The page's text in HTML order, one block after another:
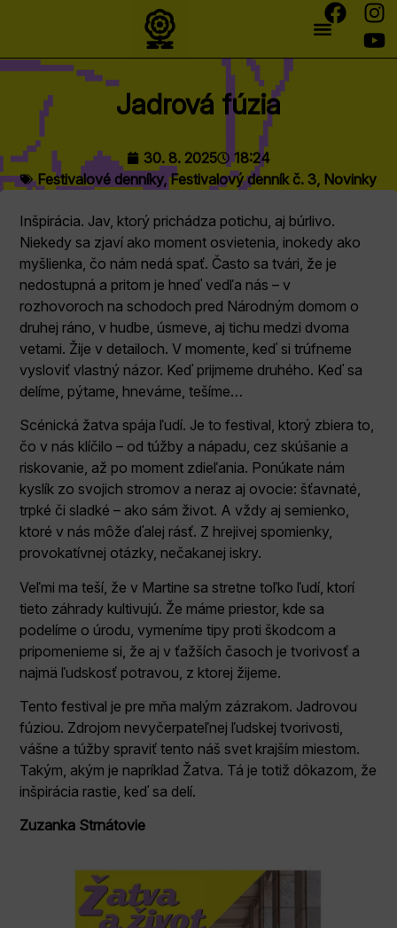
Jadrová fúzia
30. 8. 2025
18:24
Festivalové denníky,Festivalový denník č. 3, Novinky
Inšpirácia. Jav, ktorý prichádza potichu, aj búrlivo.
Niekedy sa zjaví ako moment osvietenia, inokedy ako
myšlienka, čo nám nedá spať. Často sa tvári, že je
nedostupná a pritom je hneď vedľa nás – v
rozhovoroch na schodoch pred Národným domom o
druhej ráno, v hudbe, úsmeve, aj tichu medzi dvoma
vetami. Žije v detailoch. V momente, keď si trúfneme
vysloviť vlastný názor. Keď prijmeme druhého. Keď sa
delíme, pýtame, hneváme, tešíme…
Scénická žatva spája ľudí. Je to festival, ktorý zbiera to,
čo v nás klíčilo – od túžby a nápadu, cez skúšanie a
riskovanie, až po moment zdieľania. Ponúkate nám
kyslík zo svojich stromov a neraz aj ovocie: šťavnaté,
trpké či sladké – ako sám život. A vždy aj semienko,
ktoré v nás môže ďalej rásť. Z hrejivej spomienky,
provokatívnej otázky, nečakanej iskry.
Veľmi ma teší, že v Martine sa stretne toľko ľudí, ktorí
tieto záhrady kultivujú. Že máme priestor, kde sa
podelíme o úrodu, vymeníme tipy proti škodcom a
pripomenieme si, že aj v ťažších časoch je tvorivosť a
najmä ľudskosť potravou, z ktorej žijeme.
Tento festival je pre mňa malým zázrakom. Jadrovou
fúziou. Zdrojom nevyčerpateľnej ľudskej tvorivosti,
vášne a túžby spraviť tento náš svet krajším miestom.
Takým, akým je napríklad Žatva. Tá je totiž dôkazom, že
inšpirácia rastie, keď sa delí.
Zuzanka Strnátovie